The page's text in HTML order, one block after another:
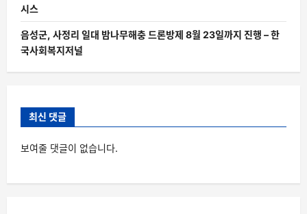
시스
음성군, 사정리 일대 밤나무해충 드론방제 8월 23일까지 진행 – 한
국사회복지저널
최신 댓글
보여줄 댓글이 없습니다.